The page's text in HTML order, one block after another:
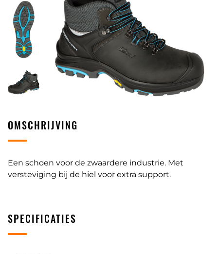
OMSCHRIJVING
Een schoen voor de zwaardere industrie. Met
versteviging bij de hiel voor extra support.
SPECIFICATIES